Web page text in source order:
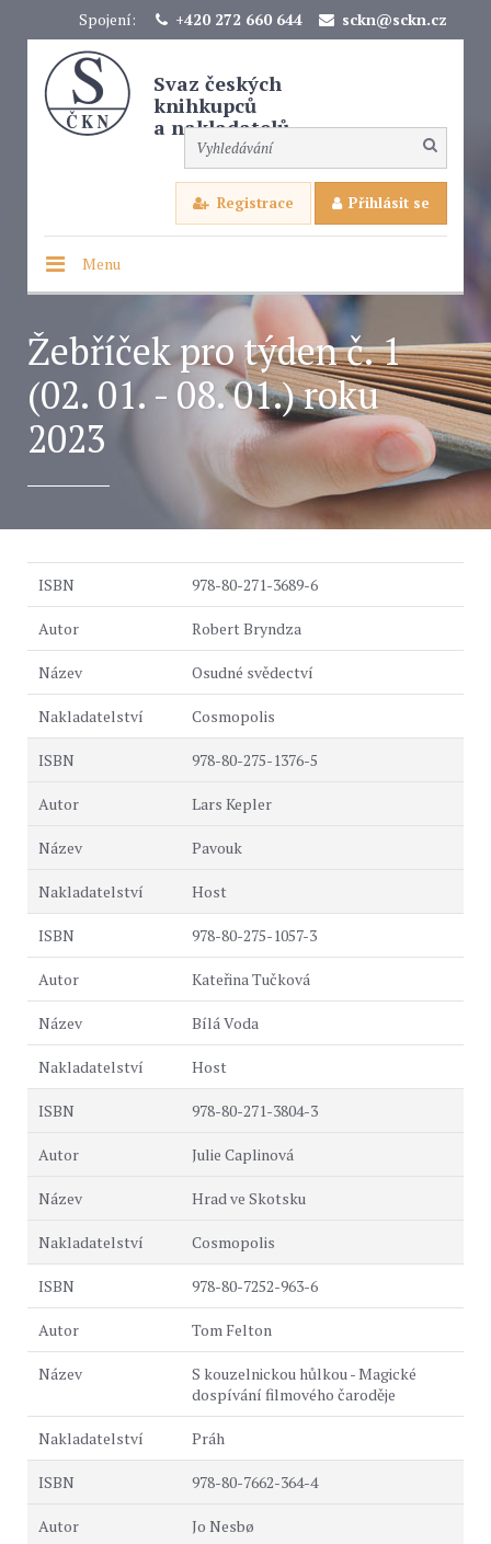
Spojení: +420 272 660 644 sckn@sckn.cz
Svaz českých
knihkupců
a nakladatelů
Registrace Přihlásit se
Menu
Žebříček pro týden č. 1
(02. 01. - 08. 01.) roku
2023
978-80-271-3689-6
Robert Bryndza
Osudné svědectví
Cosmopolis
978-80-275-1376-5
Lars Kepler
Pavouk
Host
978-80-275-1057-3
Kateřina Tučková
Bílá Voda
Host
978-80-271-3804-3
Julie Caplinová
Hrad ve Skotsku
Cosmopolis
978-80-7252-963-6
Tom Felton
S kouzelnickou hůlkou - Magické
dospívání filmového čaroděje
Práh
978-80-7662-364-4
Jo Nesbø